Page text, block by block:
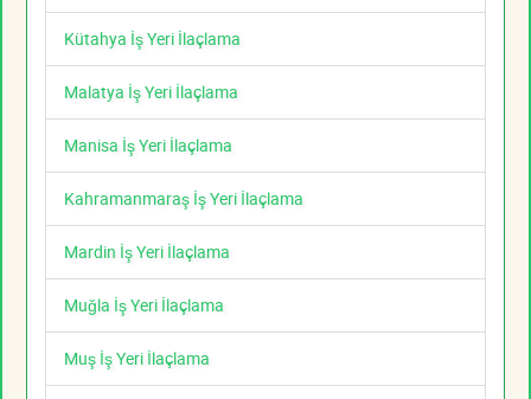
Kütahya İş Yeri İlaçlama
Malatya İş Yeri İlaçlama
Manisa İş Yeri İlaçlama
Kahramanmaraş İş Yeri İlaçlama
Mardin İş Yeri İlaçlama
Muğla İş Yeri İlaçlama
Muş İş Yeri İlaçlama